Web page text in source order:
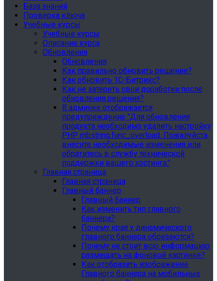
База знаний
Проверка ключа
Учебные курсы
Учебные курсы
Описание курса
Обновления
Обновления
Как правильно обновить решение?
Как обновить 1С-Битрикс?
Как не затереть свои доработки после
обновления решения?
В админке отображается
предупреждение "Для обновления
продукта необходимо удалить настройку
PHP mbstring.func_overload. Пожалуйста,
внесите необходимые изменения или
обратитесь в службу технической
поддержки вашего хостинга."
Главная страница
Главная страница
Главный баннер
Главный баннер
Как изменить тип главного
баннера?
Почему края у динамического
главного баннера обрезаются?
Почему не стоит всю информацию
размещать на фоновой картинке?
Как отобразить изображение
Главного баннера на мобильных